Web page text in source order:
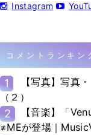
Instagram
コメントランキン
1
【写真】写真
（２）
2
【音楽】「
≠MEが登場｜